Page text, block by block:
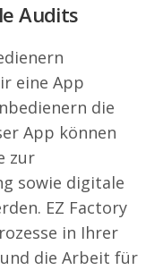
Audits
eine App
die
App können
zur
sowie digitale
EZ Factory
in Ihrer
die Arbeit für